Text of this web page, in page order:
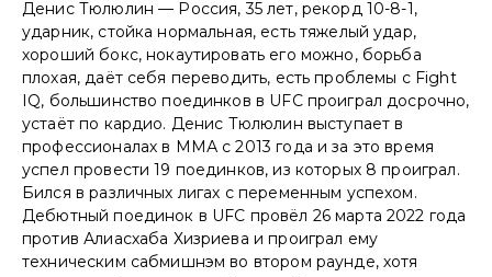
Денис Тюлюлин — Россия, 35 лет, рекорд 10-8-1,
ударник, стойка нормальная, есть тяжелый удар,
хороший бокс, нокаутировать его можно, борьба
плохая, даёт себя переводить, есть проблемы с Fight
IQ, большинство поединков в UFC проиграл досрочно,
устаёт по кардио. Денис Тюлюлин выступает в
профессионалах в ММА с 2013 года и за это время
успел провести 19 поединков, из которых 8 проиграл.
Бился в различных лигах с переменным успехом.
Дебютный поединок в UFC провёл 26 марта 2022 года
против Алиасхаба Хизриева и проиграл ему
техническим сабмишнэм во втором раунде, хотя